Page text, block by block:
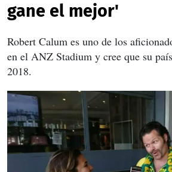
gane el mejor'
Robert Calum es uno de los
en el ANZ Stadium y cree que su
2018.